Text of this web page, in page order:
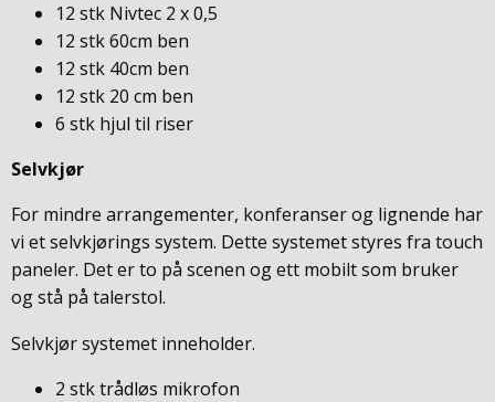
12 stk Nivtec 2 x 0,5
12 stk 60cm ben
12 stk 40cm ben
12 stk 20 cm ben
6 stk hjul til riser
Selvkjør
For mindre arrangementer, konferanser og lignende har
vi et selvkjørings system. Dette systemet styres fra touch
paneler. Det er to på scenen og ett mobilt som bruker
og stå på talerstol.
Selvkjør systemet inneholder.
2 stk trådløs mikrofon